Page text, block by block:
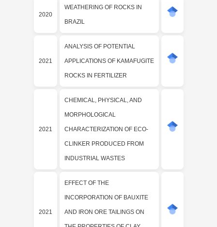
2020
WEATHERING OF ROCKS IN
BRAZIL
2021
ANALYSIS OF POTENTIAL
APPLICATIONS OF KAMAFUGITE
ROCKS IN FERTILIZER
2021
CHEMICAL, PHYSICAL, AND
MORPHOLOGICAL
CHARACTERIZATION OF ECO-
CLINKER PRODUCED FROM
INDUSTRIAL WASTES
2021
EFFECT OF THE
INCORPORATION OF BAUXITE
AND IRON ORE TAILINGS ON